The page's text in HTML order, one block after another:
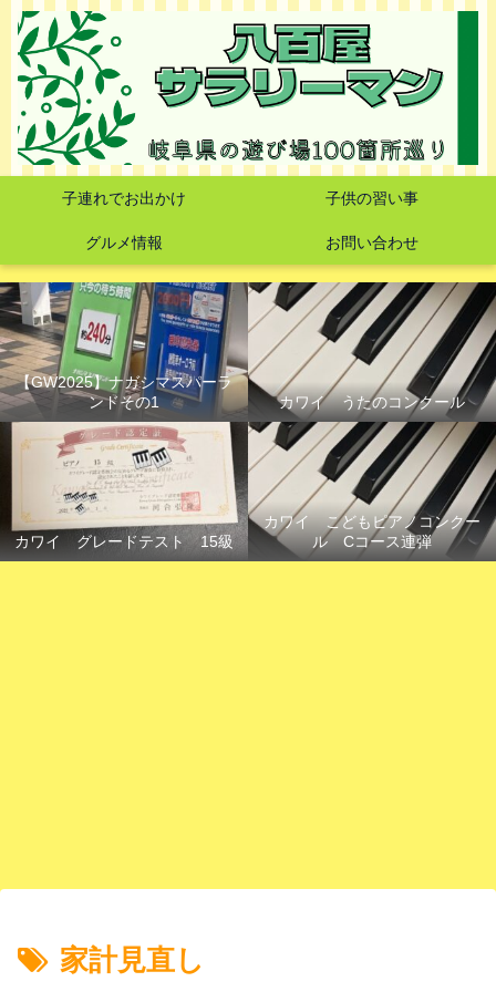
子連れでお出かけ 子供の習い事
グルメ情報 お問い合わせ
【GW2025】ナガシマスパーラ
ンドその1
カワイ うたのコンクール
カワイ グレードテスト 15級
カワイ こどもピアノコンクー
ル Cコース連弾
家計見直し